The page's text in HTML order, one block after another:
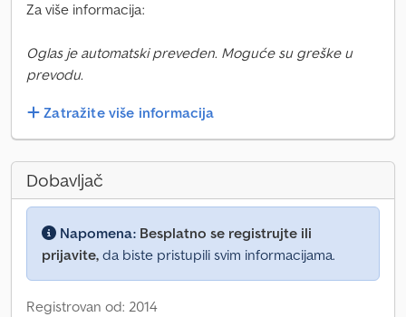
Za više informacija:
Oglas je automatski preveden. Moguće su greške u
prevodu.
Zatražite više informacija
Dobavljač
Napomena: Besplatno se registrujte ili
prijavite, da biste pristupili svim informacijama.
Registrovan od: 2014